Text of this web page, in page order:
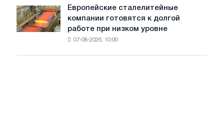
рынке
стали
на
Европейские
сталелитейные
компании
Европейские сталелитейные
компании готовятся к долгой
работе при низком уровне
07-08-2026, 10:00